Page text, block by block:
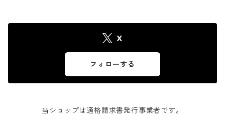
X
フォローする
当ショップは適格請求書発行事業者です。